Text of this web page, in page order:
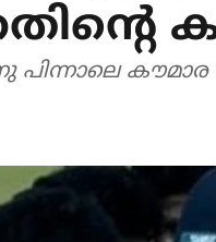
പിന്നാലെ കൗമാര